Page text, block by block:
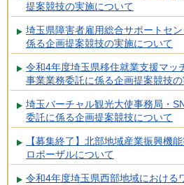
提案競技の実施について
埼玉県障害者雇用総合サポートセ
係る企画提案競技の実施について
令和4年度埼玉県移住就業支援マッ
事業業務委託に係る企画提案競技
埼玉バーチャル観光大使事務局・
委託に係る企画提案競技について
【募集終了】北部地域産業振興機
ロポーザルについて
令和4年度埼玉県西部地域における